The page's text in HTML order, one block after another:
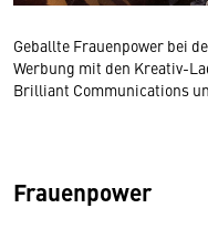
Geballte Frauenpower bei
Werbung mit den Kreativ-
Brilliant Communications
Frauenpower